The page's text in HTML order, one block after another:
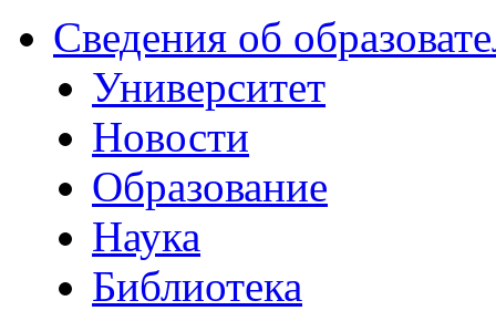
Сведения об
Университет
Новости
Образование
Наука
Библиотека